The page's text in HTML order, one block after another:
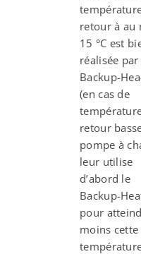
retour à au
15 °C est
réalisée
Backup-
(en cas de
retour
pompe à
leur utilise
d’abord le
Backup-
pour
moins cette